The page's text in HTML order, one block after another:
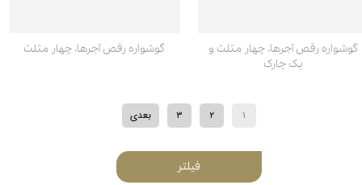
گوشواره رقص آجرها، چهار مثلث و
یک چارک
گوشواره رقص آجرها، چهار مثلث
۱ ۲ ۳ بعدی
فیلتر